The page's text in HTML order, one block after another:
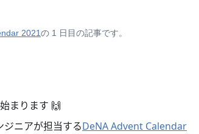
2021の 1 日目の記事です。
まります 🙌
ニアが担当するDeNA Advent Calendar